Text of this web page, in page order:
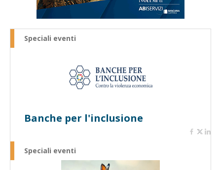
Speciali eventi
Banche per l'inclusione
Speciali eventi